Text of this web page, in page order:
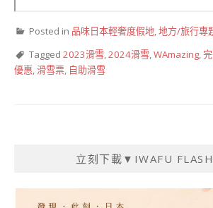
Posted in 品味日本輕奢度假地,地方/旅行專
Tagged 2023滑雪,2024滑雪,WAmazing,
優惠,滑雪票, 自助滑雪
立刻下載▼IWAFU